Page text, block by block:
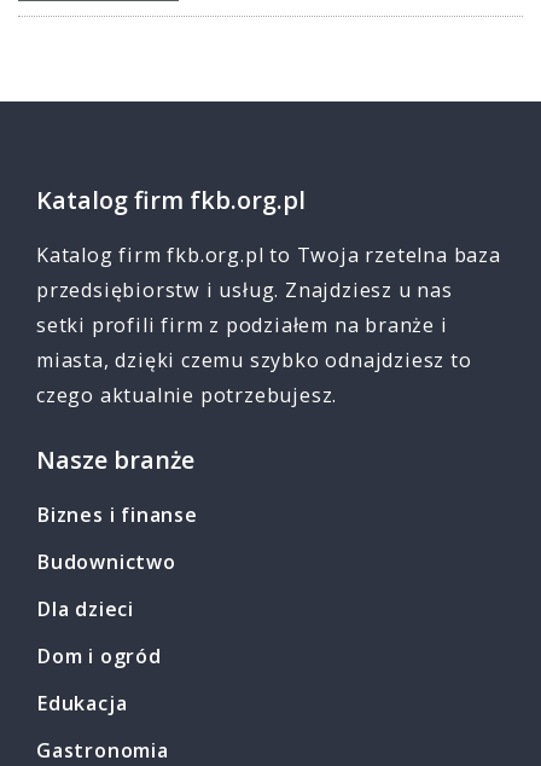
Katalog firm fkb.org.pl
Katalog firm fkb.org.pl to Twoja rzetelna baza
przedsiębiorstw i usług. Znajdziesz u nas
setki profili firm z podziałem na branże i
miasta, dzięki czemu szybko odnajdziesz to
czego aktualnie potrzebujesz.
Nasze branże
Biznes i finanse
Budownictwo
Dla dzieci
Dom i ogród
Edukacja
Gastronomia